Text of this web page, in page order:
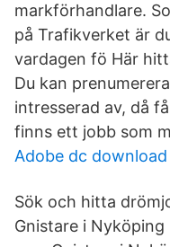
markförhandlare.
på Trafikverket är
vardagen fö Här
Du kan
intresserad av, då
finns ett jobb som
Adobe dc download
Sök och hitta
Gnistare i